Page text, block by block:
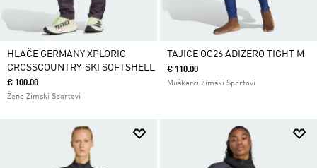
HLAČE GERMANY XPLORIC
CROSSCOUNTRY-SKI SOFTSHELL
€ 100.00
Žene Zimski Sportovi
TAJICE OG26 ADIZERO TIGHT M
€ 110.00
Muškarci Zimski Sportovi